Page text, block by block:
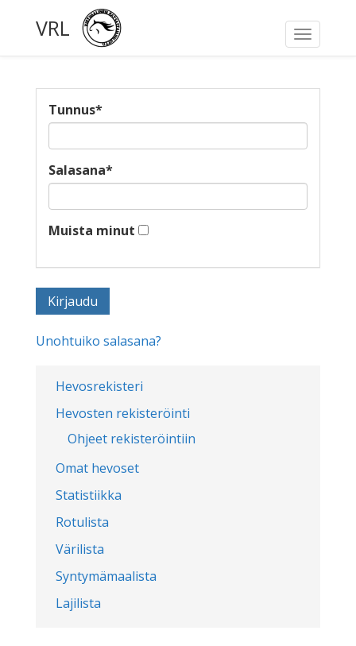
Toggle
VRL
Hevosrekisteri
Hevosten rekisteröinti
Ohjeet rekisteröintiin
Omat hevoset
Statistiikka
Rotulista
Värilista
Syntymämaalista
Lajilista
Tunnus*
Salasana*
Muista minut
Unohtuiko salasana?